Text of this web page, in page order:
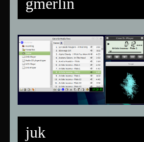
juk